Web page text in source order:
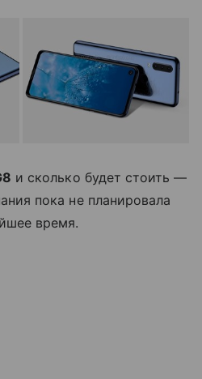
и сколько будет стоить —
пока не планировала
время.